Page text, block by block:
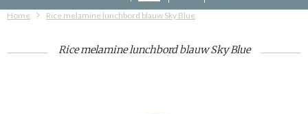
Home Rice melamine lunchbord blauw Sky Blue
Rice melamine lunchbord blauw Sky Blue